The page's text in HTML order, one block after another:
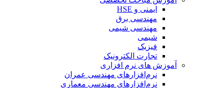
ایمنی و HSE
مهندسی برق
مهندسی شیمی
شیمی
فیزیک
تجارت الکترونیک
آموزش های نرم افزاری
نرم‌افزارهای مهندسی عمران
نرم‌افزارهای مهندسی معماری